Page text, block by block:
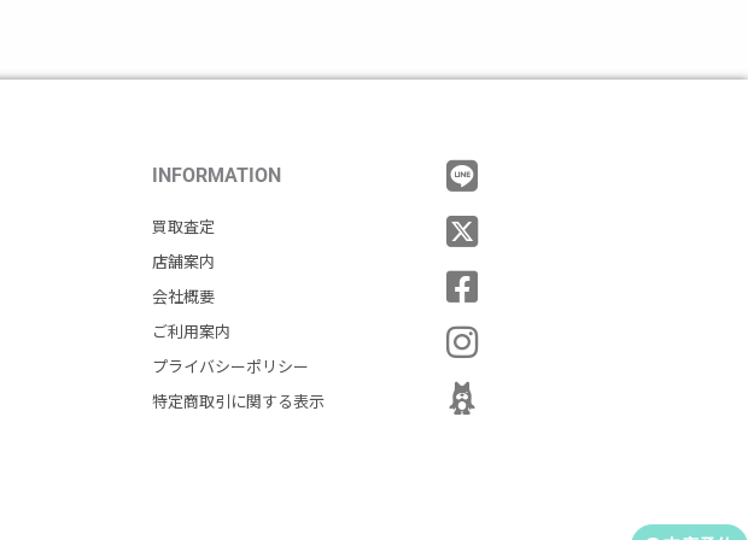
INFORMATION
買取査定
店舗案内
会社概要
ご利用案内
プライバシーポリシー
特定商取引に関する表示